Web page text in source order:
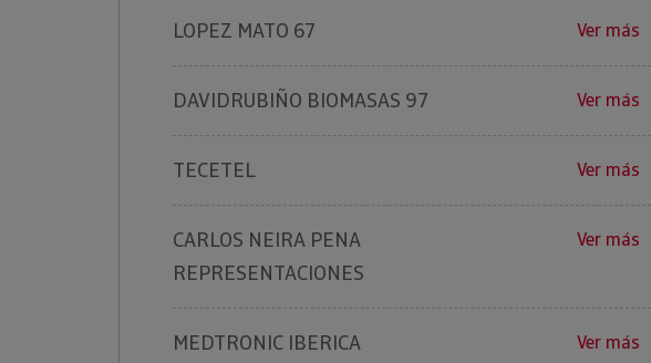
LOPEZ MATO 67 Ver más
DAVIDRUBIÑO BIOMASAS 97 Ver más
TECETEL Ver más
CARLOS NEIRA PENA
REPRESENTACIONES
Ver más
MEDTRONIC IBERICA Ver más